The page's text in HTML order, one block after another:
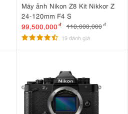
Máy ảnh Nikon Z8 Kit Nikkor Z
24-120mm F4 S
99,500,000 đ 110,000,000 đ
19 đánh giá